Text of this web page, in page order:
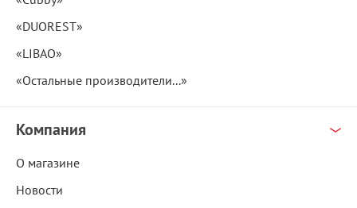
«DUOREST»
«LIBAO»
«Остальные производители...»
Компания
О магазине
Новости